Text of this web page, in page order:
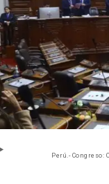
Perú.-